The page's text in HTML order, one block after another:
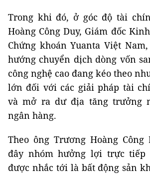
Trong khi đó, ở góc độ tài
Hoàng Công Duy, Giám đốc
Chứng khoán Yuanta Việt
hướng chuyển dịch dòng vốn
công nghệ cao đang kéo theo
lớn đối với các giải pháp tài
và mở ra dư địa tăng trưởng
ngân hàng.
Theo ông Trương Hoàng Công
đây nhóm hưởng lợi trực tiếp
được nhắc tới là bất động sản